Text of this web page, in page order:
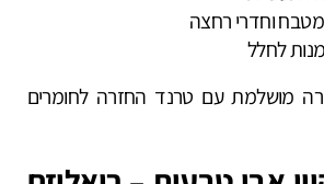
וחדרי רחצה
לחלל
מושלמת עם טרנד החזרה לחומרים